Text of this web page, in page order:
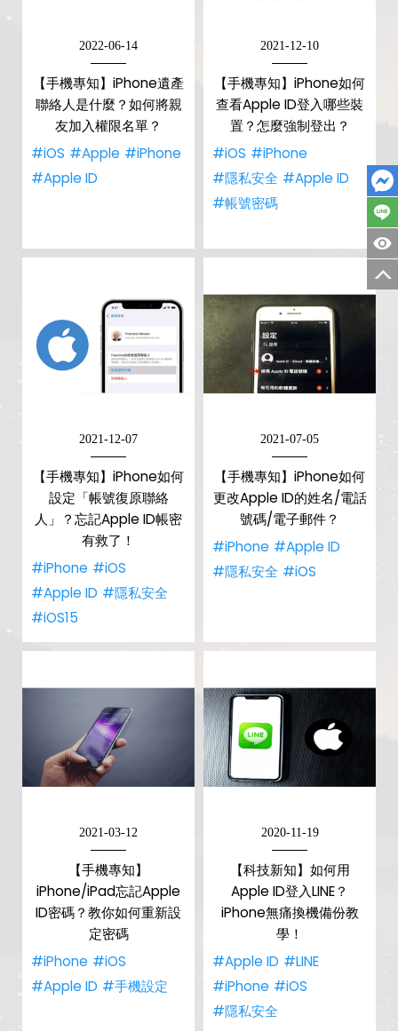
2022-06-14
【手機專知】iPhone遺產
聯絡人是什麼？如何將親
友加入權限名單？
#iOS #Apple #iPhone
#Apple ID
2021-12-10
【手機專知】iPhone如何
查看Apple ID登入哪些裝
置？怎麼強制登出？
#iOS #iPhone
#隱私安全 #Apple ID
#帳號密碼
2021-12-07
【手機專知】iPhone如何
設定「帳號復原聯絡
人」？忘記Apple ID帳密
有救了！
#iPhone #iOS
#Apple ID #隱私安全
#iOS15
2021-07-05
【手機專知】iPhone如何
更改Apple ID的姓名/電話
號碼/電子郵件？
#iPhone #Apple ID
#隱私安全 #iOS
2021-03-12
【手機專知】
iPhone/iPad忘記Apple
ID密碼？教你如何重新設
定密碼
#iPhone #iOS
#Apple ID #手機設定
2020-11-19
【科技新知】如何用
Apple ID登入LINE？
iPhone無痛換機備份教
學！
#Apple ID #LINE
#iPhone #iOS
#隱私安全